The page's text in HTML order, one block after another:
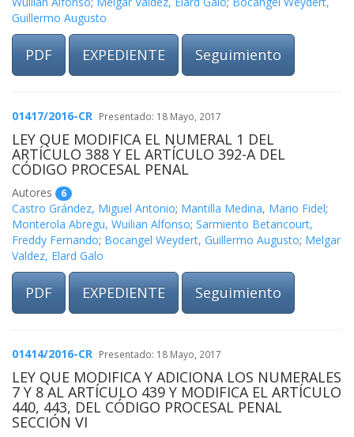
Guillermo Augusto
PDF EXPEDIENTE Seguimiento
01417/2016-CR Presentado: 18 Mayo, 2017
LEY QUE MODIFICA EL NUMERAL 1 DEL
ARTÍCULO 388 Y EL ARTÍCULO 392-A DEL
CÓDIGO PROCESAL PENAL
Autores 6
Castro Grández, Miguel Antonio; Mantilla Medina, Mario Fidel;
Monterola Abregu, Wuilian Alfonso; Sarmiento Betancourt,
Freddy Fernando; Bocangel Weydert, Guillermo Augusto; Melgar
Valdez, Elard Galo
PDF EXPEDIENTE Seguimiento
01414/2016-CR Presentado: 18 Mayo, 2017
LEY QUE MODIFICA Y ADICIONA LOS NUMERALES
7 Y 8 AL ARTÍCULO 439 Y MODIFICA EL ARTÍCULO
440, 443, DEL CÓDIGO PROCESAL PENAL
SECCIÓN VI